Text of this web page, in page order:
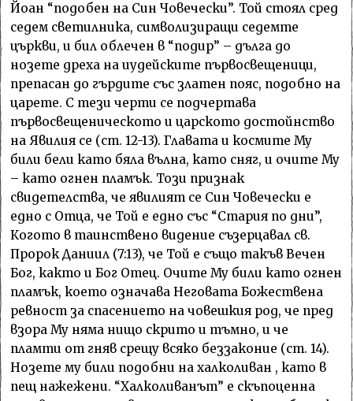
Йоан “подобен на Син Човечески”. Той стоял сред
седем светилника, символизиращи седемте
църкви, и бил облечен в “подир” – дълга до
нозете дреха на иудейските първосвещеници,
препасан до гърдите със златен пояс, подобно на
царете. С тези черти се подчертава
първосвещеническото и царското достойнство
на Явилия се (ст. 12-13). Главата и космите Му
били бели като бяла вълна, като сняг, и очите Му
– като огнен пламък. Този признак
свидетелства, че явилият се Син Човечески е
едно с Отца, че Той е едно със “Стария по дни”,
Когото в таинствено видение съзерцавал св.
Пророк Даниил (7:13), че Той е също такъв Вечен
Бог, както и Бог Отец. Очите Му били като огнен
пламък, което означава Неговата Божествена
ревност за спасението на човешкия род, че пред
взора Му няма нищо скрито и тъмно, и че
пламти от гняв срещу всяко беззаконие (ст. 14).
Нозете му били подобни на халколиван , като в
пещ нажежени. “Халколиванът” е скъпоценна